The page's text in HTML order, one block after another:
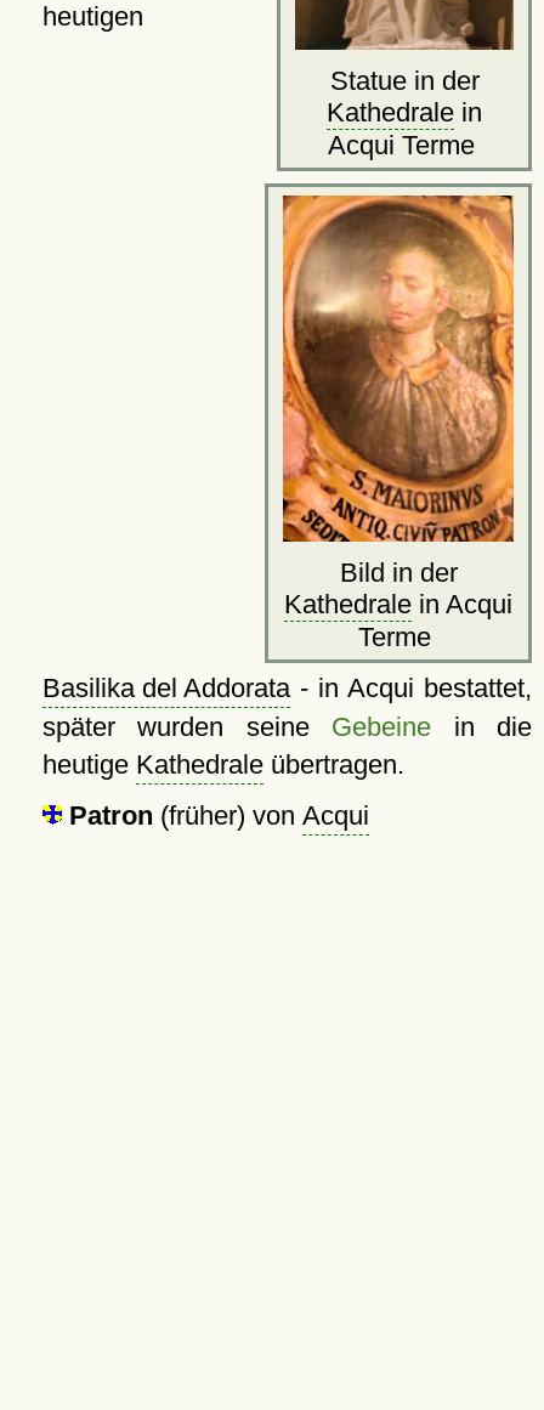
Statue in der
Kathedrale in
Acqui Terme
Bild in der
Kathedrale in Acqui
Terme
heutigen
Basilika del Addorata- in Acqui bestattet,
später wurden seine Gebeine in die
heutige Kathedraleübertragen.
Patron (früher) von Acqui